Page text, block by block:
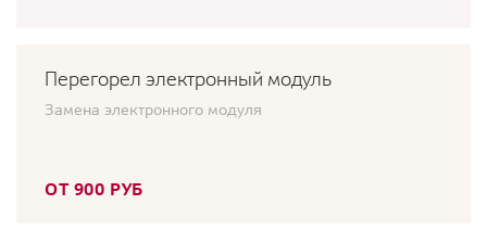
Перегорел электронный модуль
Замена электронного модуля
ОТ 900 РУБ